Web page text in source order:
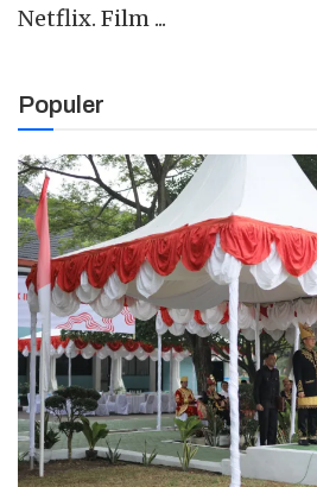
Netflix. Film ...
Populer